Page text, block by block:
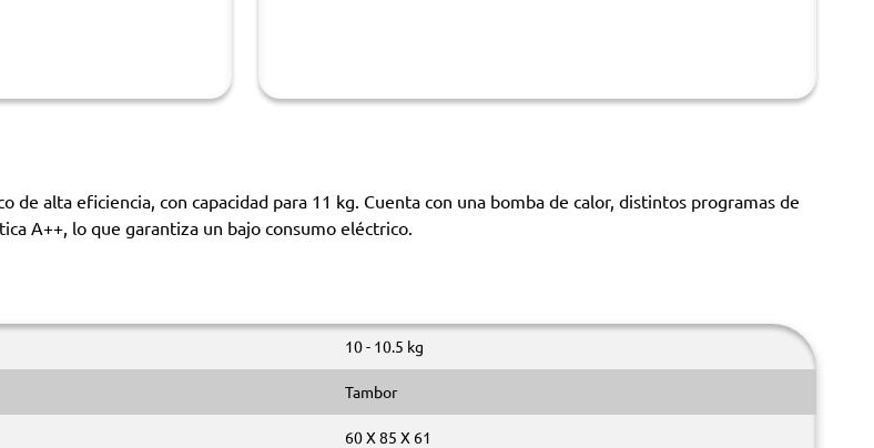
de alta eficiencia, con capacidad para 11 kg. Cuenta con una bomba de calor, distintos programas de
A++, lo que garantiza un bajo consumo eléctrico.
10 - 10.5 kg
Tambor
60 X 85 X 61